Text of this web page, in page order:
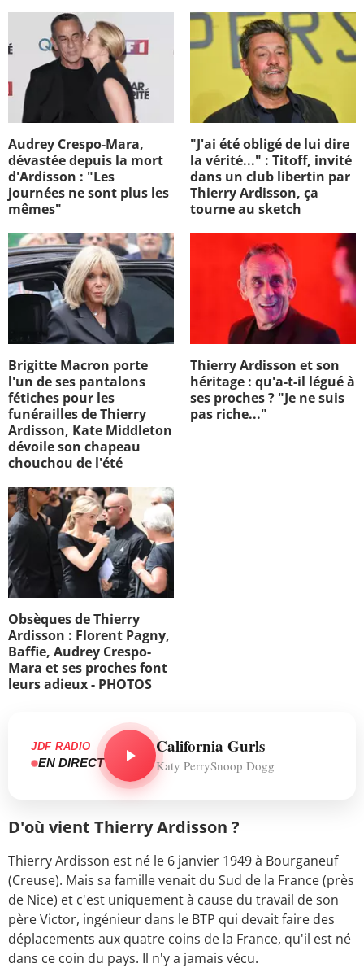
Audrey Crespo-Mara,
dévastée depuis la mort
d'Ardisson : "Les
journées ne sont plus les
mêmes"
"J'ai été obligé de lui dire
la vérité..." : Titoff, invité
dans un club libertin par
Thierry Ardisson, ça
tourne au sketch
Brigitte Macron porte
l'un de ses pantalons
fétiches pour les
funérailles de Thierry
Ardisson, Kate Middleton
dévoile son chapeau
chouchou de l'été
Thierry Ardisson et son
héritage : qu'a-t-il légué à
ses proches ? "Je ne suis
pas riche..."
Obsèques de Thierry
Ardisson : Florent Pagny,
Baffie, Audrey Crespo-
Mara et ses proches font
leurs adieux - PHOTOS
JDF RADIO
EN DIRECT
California Gurls
Katy PerrySnoop Dogg
D'où vient Thierry Ardisson ?
Thierry Ardisson est né le 6 janvier 1949 à Bourganeuf
(Creuse). Mais sa famille venait du Sud de la France (près
de Nice) et c'est uniquement à cause du travail de son
père Victor, ingénieur dans le BTP qui devait faire des
déplacements aux quatre coins de la France, qu'il est né
dans ce coin du pays. Il n'y a jamais vécu.